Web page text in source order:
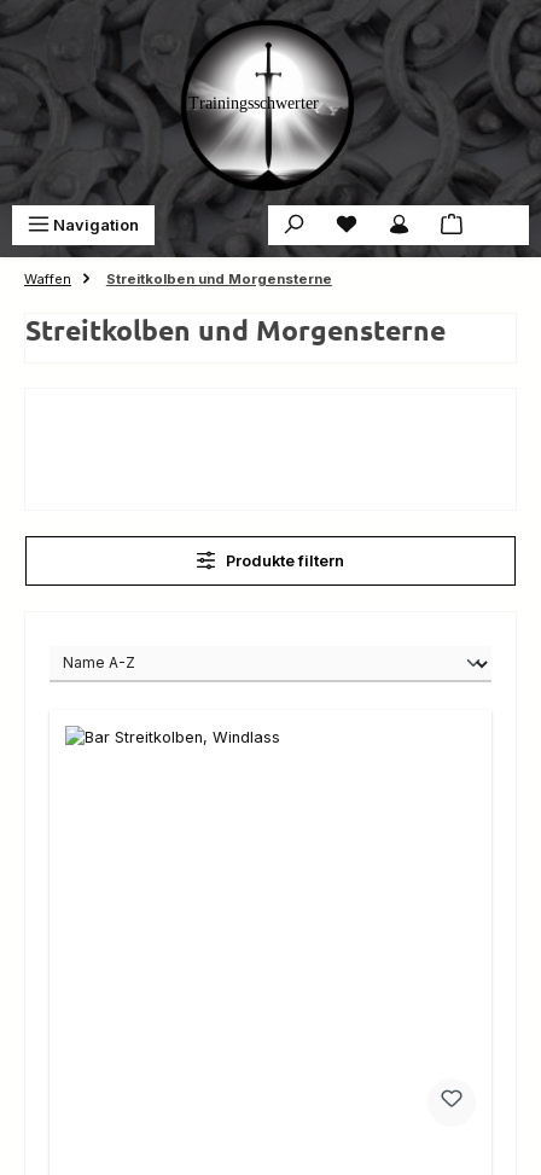
Zum Hauptinhalt springen
Navigation Du hast 0 Produkte auf
Waffen Streitkolben und Morgensterne
Streitkolben und Morgensterne
Produkte filtern